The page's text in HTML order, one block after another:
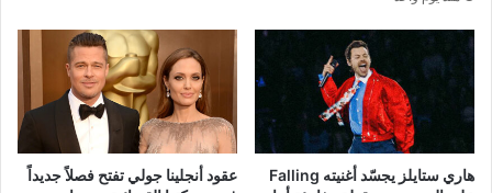
هاري ستايلز يجسّد أغنيته Falling
عقود أنجلينا جولي تفتح فصلاً جديداً